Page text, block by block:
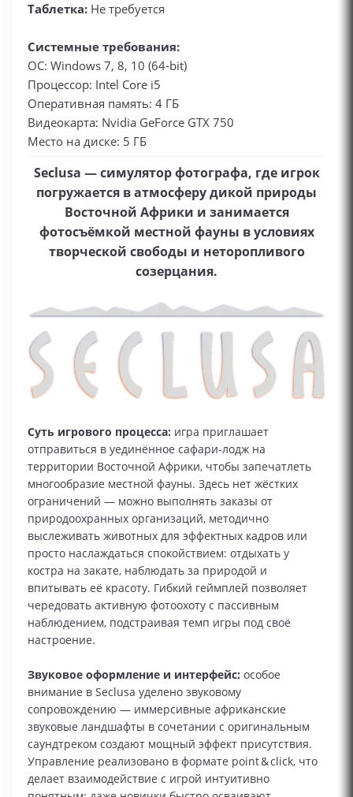
Таблетка: Не требуется
Системные требования:
ОС: Windows 7, 8, 10 (64-bit)
Процессор: Intel Core i5
Оперативная память: 4 ГБ
Видеокарта: Nvidia GeForce GTX 750
Место на диске: 5 ГБ
Seclusa — симулятор фотографа, где игрок
погружается в атмосферу дикой природы
Восточной Африки и занимается
фотосъёмкой местной фауны в условиях
творческой свободы и неторопливого
созерцания.
Суть игрового процесса: игра приглашает
отправиться в уединённое сафари‑лодж на
территории Восточной Африки, чтобы запечатлеть
многообразие местной фауны. Здесь нет жёстких
ограничений — можно выполнять заказы от
природоохранных организаций, методично
выслеживать животных для эффектных кадров или
просто наслаждаться спокойствием: отдыхать у
костра на закате, наблюдать за природой и
впитывать её красоту. Гибкий геймплей позволяет
чередовать активную фотоохоту с пассивным
наблюдением, подстраивая темп игры под своё
настроение.
Звуковое оформление и интерфейс: особое
внимание в Seclusa уделено звуковому
сопровождению — иммерсивные африканские
звуковые ландшафты в сочетании с оригинальным
саундтреком создают мощный эффект присутствия.
Управление реализовано в формате point & click, что
делает взаимодействие с игрой интуитивно